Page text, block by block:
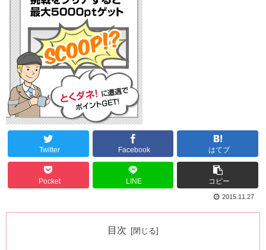
Twitter Facebook はてブ
Pocket LINE コピー
2015.11.27
目次